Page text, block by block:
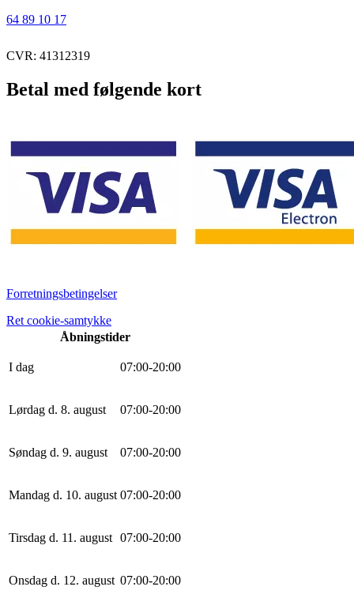
64 89 10 17
CVR: 41312319
Betal med følgende kort
Forretningsbetingelser
Ret cookie-samtykke
Åbningstider
I dag 07:00-20:00
Lørdag d. 8. august 07:00-20:00
Søndag d. 9. august 07:00-20:00
Mandag d. 10. august 07:00-20:00
Tirsdag d. 11. august 07:00-20:00
Onsdag d. 12. august 07:00-20:00